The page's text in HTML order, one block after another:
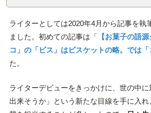
ライターとしては2020年4月から記事を執
ました。初めての記事は「 【お菓子の語
コ」の「ビス」はビスケットの略。では「
た。
ライターデビューをきっかけに、世の中
出来そうか」という新たな目線を手に入